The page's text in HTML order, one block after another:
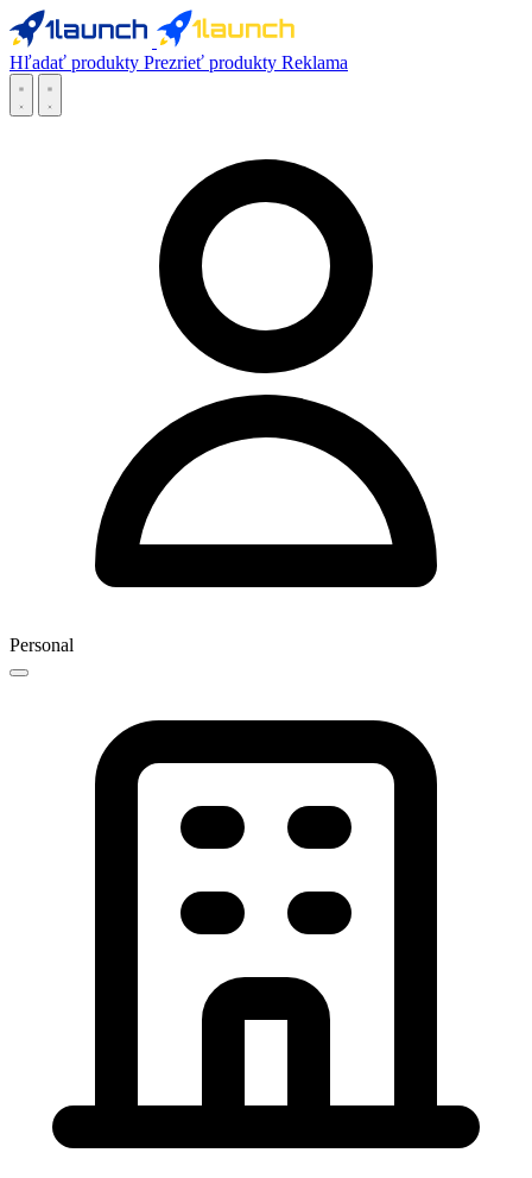
Hľadať produkty Prezrieť produkty Reklama
Personal